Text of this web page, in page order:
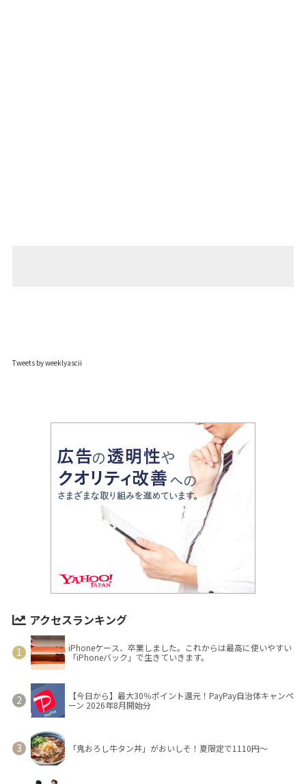
Tweets by weeklyascii
アクセスランキング
iPhoneケース、卒業しました。これからは最高に使いやすい
「iPhoneバック」で生きていきます。
【今日から】最大30％ポイント還元！PayPay自治体キャンペ
ーン 2026年8月開始分
「鬼おろし牛タン丼」がおいしそ！夏限定で1110円～